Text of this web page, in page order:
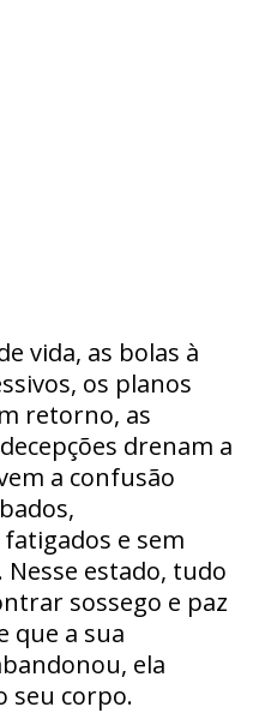
vida, as bolas à
os planos
retorno, as
drenam a
a confusão
e sem
estado, tudo
sossego e paz
que a sua
ela
seu corpo.